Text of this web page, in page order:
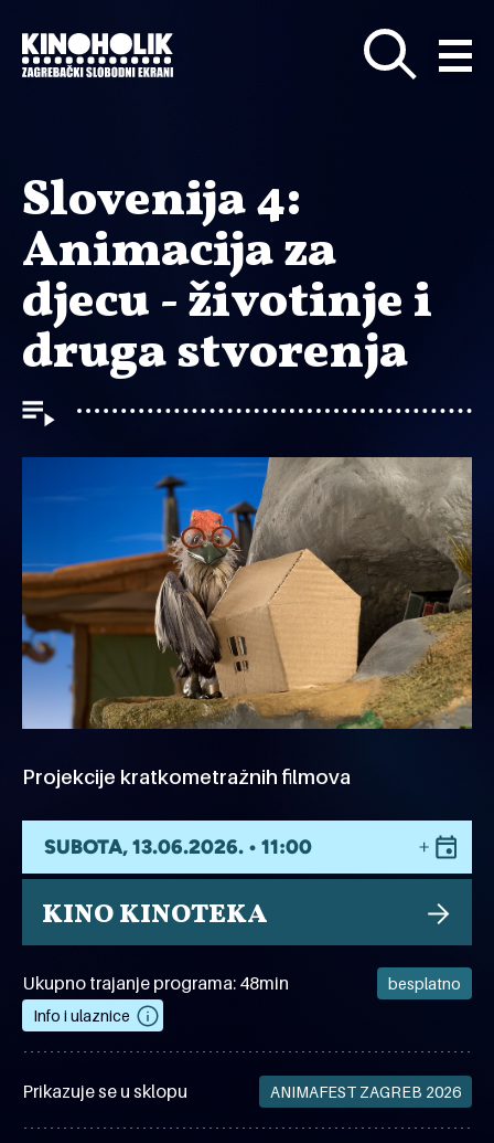
glavni
sadržaj
Slovenija 4:
Animacija za
djecu - životinje i
druga stvorenja
Projekcije kratkometražnih filmova
SUBOTA, 13.06.2026. • 11:00
KINO KINOTEKA
Ukupno trajanje programa: 48min
besplatno
Info i ulaznice
Prikazuje se u sklopu ANIMAFEST ZAGREB 2026